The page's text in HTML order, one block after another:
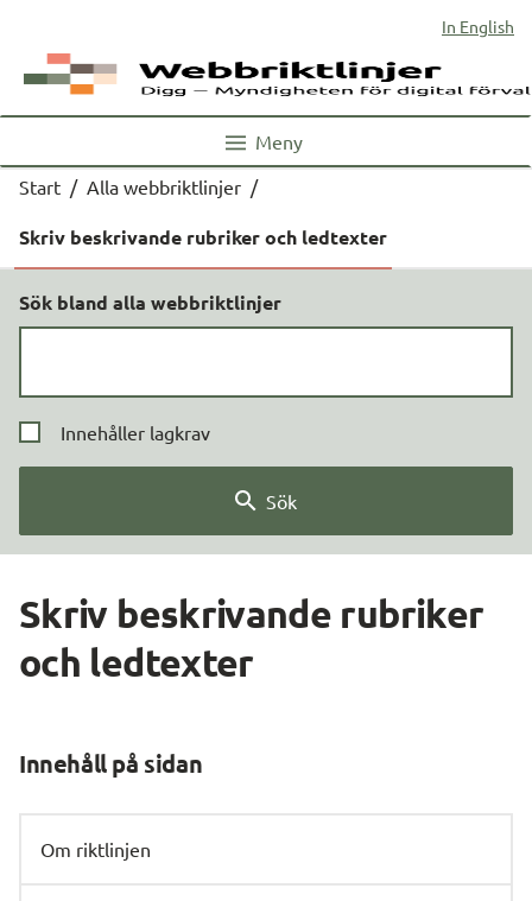
In English
Meny
Start / Alla webbriktlinjer /
Skriv beskrivande rubriker och ledtexter
Sök bland alla webbriktlinjer
Innehåller lagkrav
Sök
Skriv beskrivande rubriker
och ledtexter
Innehåll på sidan
Om riktlinjen